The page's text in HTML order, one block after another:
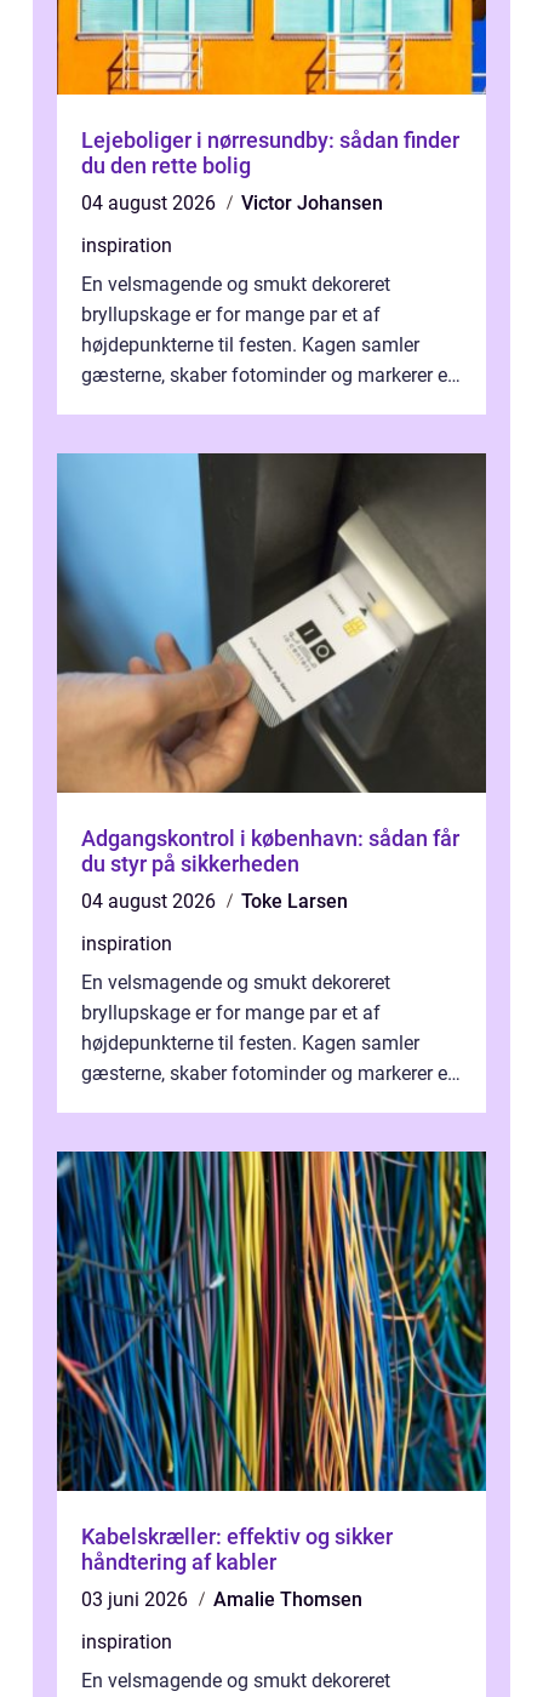
Lejeboliger i nørresundby: sådan finder
du den rette bolig
04 august 2026
Victor Johansen
inspiration
En velsmagende og smukt dekoreret
bryllupskage er for mange par et af
højdepunkterne til festen. Kagen samler
gæsterne, skaber fotominder og markerer et
Adgangskontrol i københavn: sådan får
du styr på sikkerheden
04 august 2026
Toke Larsen
inspiration
En velsmagende og smukt dekoreret
bryllupskage er for mange par et af
højdepunkterne til festen. Kagen samler
gæsterne, skaber fotominder og markerer et
Kabelskræller: effektiv og sikker
håndtering af kabler
03 juni 2026
Amalie Thomsen
inspiration
En velsmagende og smukt dekoreret